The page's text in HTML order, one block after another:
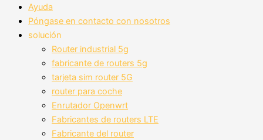
Ayuda
Póngase en contacto con nosotros
solución
Router industrial 5g
fabricante de routers 5g
tarjeta sim router 5G
router para coche
Enrutador Openwrt
Fabricantes de routers LTE
Fabricante del router